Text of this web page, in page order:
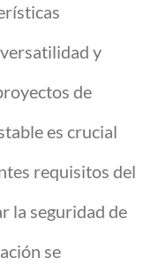
y
de
es crucial
requisitos del
la seguridad de
se